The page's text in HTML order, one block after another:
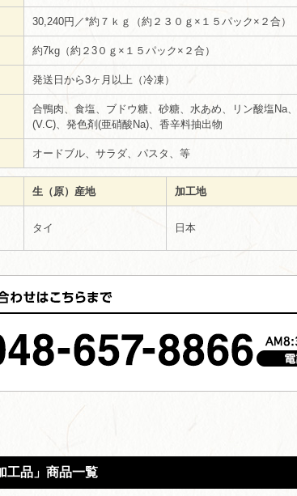
30,240円／*約７ｋｇ（約２３０ｇ×１５パック×２合）
約7kg（約２3０ｇ×１５パック×２合）
発送日から3ヶ月以上（冷凍）
合鴨肉、食塩、ブドウ糖、砂糖、水あめ、リン酸塩Na
(V.C)、発色剤(亜硝酸Na)、香辛料抽出物
オードブル、サラダ、パスタ、等
生（原）産地 加工地
タイ 日本
工品」商品一覧